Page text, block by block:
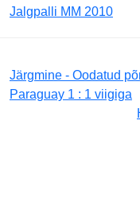
Jalgpalli MM 2010
Järgmine - Oodatud
Paraguay 1 : 1 viigiga